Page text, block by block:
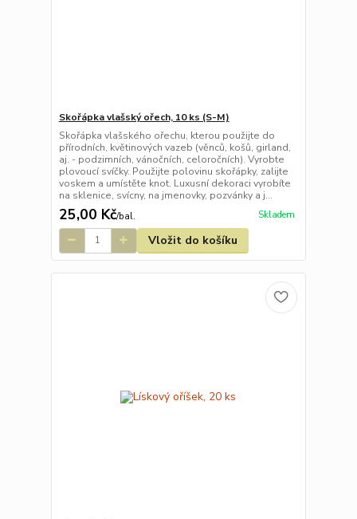
Skořápka vlašský ořech, 10 ks (S-M)
Skořápka vlašského ořechu, kterou použijte do
přírodních, květinových vazeb (věnců, košů, girland,
aj. - podzimních, vánočních, celoročních). Vyrobte
plovoucí svíčky. Použijte polovinu skořápky, zalijte
voskem a umístěte knot. Luxusní dekoraci vyrobíte
na sklenice, svícny, na jmenovky, pozvánky a j...
25,00 Kč/bal. Skladem
Vložit do košíku